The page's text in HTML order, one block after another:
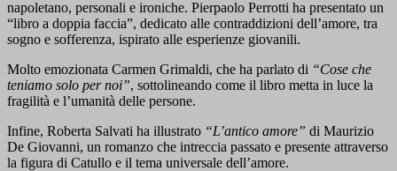
napoletano, personali e ironiche. Pierpaolo Perrotti ha presentato un
“libro a doppia faccia”, dedicato alle contraddizioni dell’amore, tra
sogno e sofferenza, ispirato alle esperienze giovanili.
Molto emozionata Carmen Grimaldi, che ha parlato di “Cose che
teniamo solo per noi”, sottolineando come il libro metta in luce la
fragilità e l’umanità delle persone.
Infine, Roberta Salvati ha illustrato “L’antico amore” di Maurizio
De Giovanni, un romanzo che intreccia passato e presente attraverso
la figura di Catullo e il tema universale dell’amore.